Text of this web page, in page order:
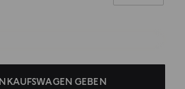
GEBEN